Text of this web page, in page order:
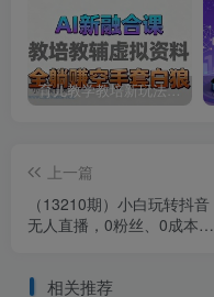
育儿教学教培新玩法，AI生成教学视频，市场大，操作简单，变现天花板非常高
上一篇
（13210期）小白玩转抖音
无人直播，0粉丝、0成本、
相关推荐